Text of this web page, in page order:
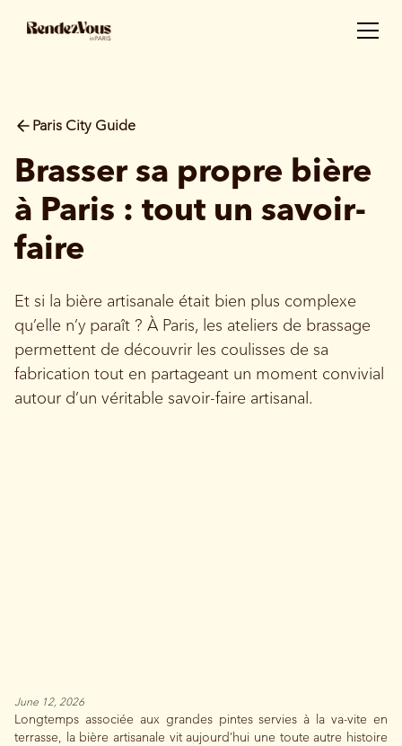
Paris City Guide
Brasser sa propre bière
à Paris : tout un savoir-
faire
Et si la bière artisanale était bien plus complexe
qu’elle n’y paraît ? À Paris, les ateliers de brassage
permettent de découvrir les coulisses de sa
fabrication tout en partageant un moment convivial
autour d’un véritable savoir-faire artisanal.
June 12, 2026
Longtemps associée aux grandes pintes servies à la va-vite en
terrasse, la bière artisanale vit aujourd’hui une toute autre histoire